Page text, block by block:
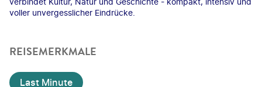
voller unvergesslicher Eindrücke.
REISEMERKMALE
Last Minute